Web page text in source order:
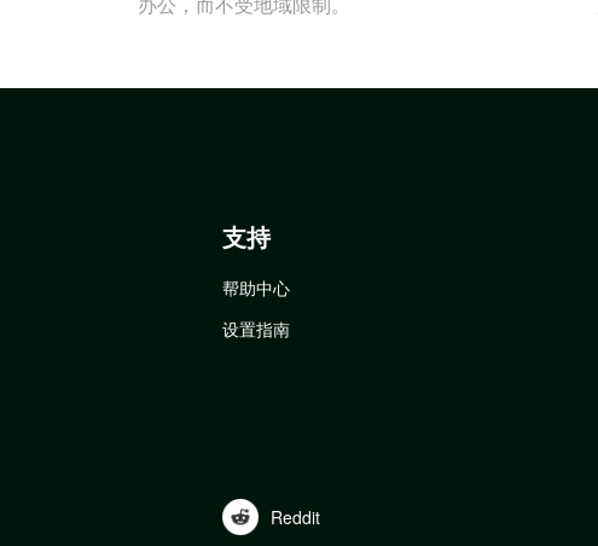
支持
帮助中心
设置指南
Reddit